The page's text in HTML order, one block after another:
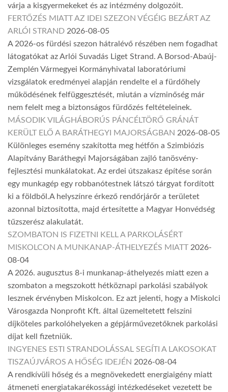
várja a kisgyermekeket és az intézmény dolgozóit.
FERTŐZÉS MIATT AZ IDEI SZEZON VÉGÉIG BEZÁRT AZ
ARLÓI STRAND 2026-08-05
A 2026-os fürdési szezon hátralévő részében nem fogadhat
látogatókat az Arlói Suvadás Liget Strand. A Borsod-Abaúj-
Zemplén Vármegyei Kormányhivatal laboratóriumi
vizsgálatok eredményei alapján rendelte el a fürdőhely
működésének felfüggesztését, miután a vízminőség már
nem felelt meg a biztonságos fürdőzés feltételeinek.
MÁSODIK VILÁGHÁBORÚS PÁNCÉLTÖRŐ GRÁNÁT
KERÜLT ELŐ A BARÁTHEGYI MAJORSÁGBAN 2026-08-05
Különleges esemény szakította meg hétfőn a Szimbiózis
Alapítvány Baráthegyi Majorságában zajló tanösvény-
fejlesztési munkálatokat. Az erdei útszakasz építése során
egy munkagép egy robbanótestnek látszó tárgyat fordított
ki a földből.A helyszínre érkező rendőrjárőr a területet
azonnal biztosította, majd értesítette a Magyar Honvédség
tűzszerész alakulatát.
SZOMBATON IS FIZETNI KELL A PARKOLÁSÉRT
MISKOLCON A MUNKANAP-ÁTHELYEZÉS MIATT 2026-
08-04
A 2026. augusztus 8-i munkanap-áthelyezés miatt ezen a
szombaton a megszokott hétköznapi parkolási szabályok
lesznek érvényben Miskolcon. Ez azt jelenti, hogy a Miskolci
Városgazda Nonprofit Kft. által üzemeltetett felszíni
díjköteles parkolóhelyeken a gépjárművezetőknek parkolási
díjat kell fizetniük.
INGYENES ESTI STRANDOLÁSSAL SEGÍTI A LAKOSOKAT
TISZAÚJVÁROS A HŐSÉG IDEJÉN 2026-08-04
A rendkívüli hőség és a megnövekedett energiaigény miatt
átmeneti energiatakarékossági intézkedéseket vezetett be